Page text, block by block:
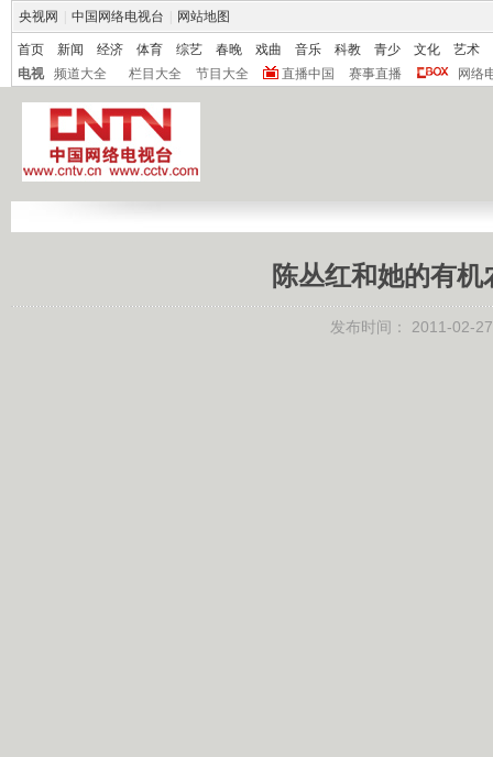
央视网 中国网络电视台 网站地图
首页 新闻 经济 体育 综艺 春晚 戏曲 音乐 科教 青少 文化
艺术
电视
频道大全 栏目大全 节目大全 直播中国 赛事直播 网络
陈丛红和她的有机
发布时间： 2011-02-